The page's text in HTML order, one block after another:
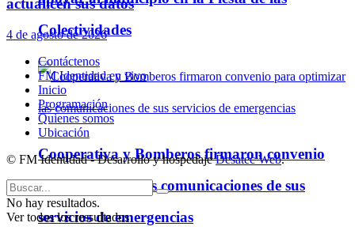
Colectividades
Cooperativa y Bomberos firmaron convenio
para optimizar las comunicaciones de sus
servicios de emergencias
actualicen sus datos
4 de agosto de 2026
Contáctenos
FM Identidad en vivo
Inicio
Programación
Quienes somos
Ubicación
© FM Identidad - Desarrollo y hospedajeDesatec Web.
No hay resultados.
Ver todos los ressultados